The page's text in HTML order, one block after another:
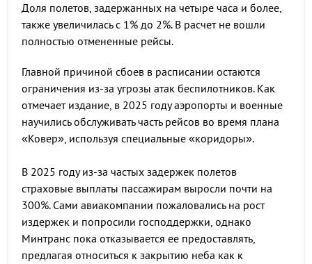
Доля полетов, задержанных на четыре часа и более,
также увеличилась с 1% до 2%. В расчет не вошли
полностью отмененные рейсы.
Главной причиной сбоев в расписании остаются
ограничения из-за угрозы атак беспилотников. Как
отмечает издание, в 2025 году аэропорты и военные
научились обслуживать часть рейсов во время плана
«Ковер», используя специальные «коридоры».
В 2025 году из-за частых задержек полетов
страховые выплаты пассажирам выросли почти на
300%. Сами авиакомпании пожаловались на рост
издержек и попросили господдержки, однако
Минтранс пока отказывается ее предоставлять,
предлагая относиться к закрытию неба как к